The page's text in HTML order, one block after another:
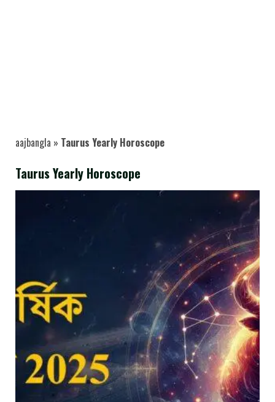
aajbangla » Taurus Yearly Horoscope
Taurus Yearly Horoscope